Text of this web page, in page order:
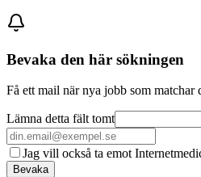
Bevaka den här sökningen
Få ett mail när nya jobb som matchar
Lämna detta fält tomt
Jag vill också ta emot
Bevaka